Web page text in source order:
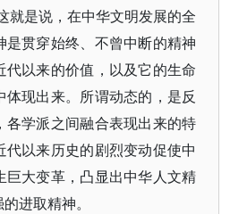
就是说，在中华文明发展的全
贯穿始终、不曾中断的精神
以来的价值，以及它的生命
现出来。所谓动态的，是反
各学派之间融合表现出来的特
代以来历史的剧烈变动促使中
巨大变革，凸显出中华人文精
进取精神。